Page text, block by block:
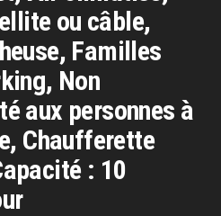
ou câble,
Familles
Non
aux personnes à
Chaufferette
: 10